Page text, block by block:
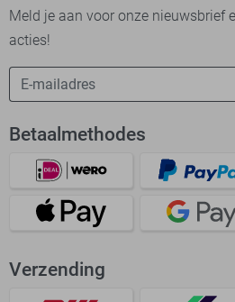
Meld je aan voor onze nieuwsbrief
acties!
Betaalmethodes
Verzending